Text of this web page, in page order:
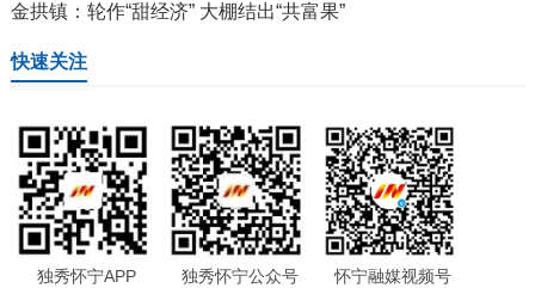
金拱镇：轮作“甜经济” 大棚结出“共富果”
快速关注
独秀怀宁APP 独秀怀宁公众号 怀宁融媒视频号